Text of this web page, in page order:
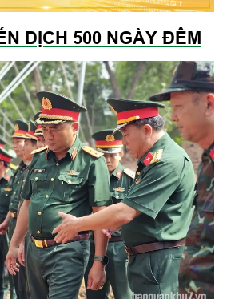
DỊCH 500 NGÀY ĐÊM